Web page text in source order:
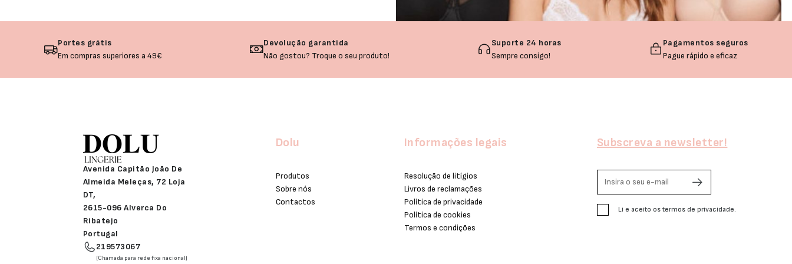
Portes grátis
Em compras superiores a 49€
Devolução garantida
Não gostou? Troque o seu produto!
Suporte 24 horas
Sempre consigo!
Pagamentos seguros
Pague rápido e eficaz
Avenida Capitão João De
Almeida Meleças, 72 Loja
DT,
2615-096 Alverca Do
Ribatejo
Portugal
219573067
(Chamada para rede fixa nacional)
Dolu
Produtos
Sobre nós
Contactos
Informações legais
Resolução de litígios
Livros de reclamações
Política de privacidade
Política de cookies
Termos e condições
Subscreva a newsletter!
Li e aceito os termos de privacidade.